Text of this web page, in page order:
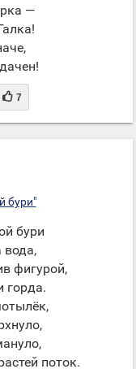
—
 7
бури"
бури
вода,
фигурой,
горда.
поток.